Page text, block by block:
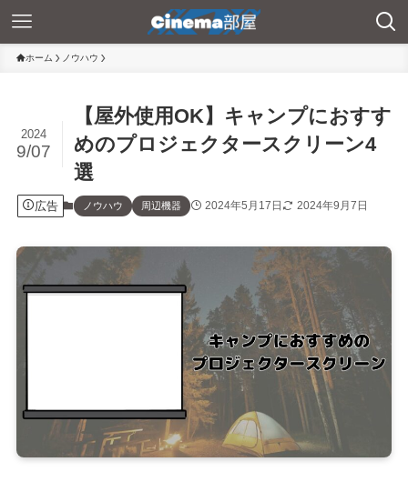
ホーム ノウハウ
【屋外使用OK】キャンプにおすす
めのプロジェクタースクリーン4
選
2024
9/07
広告 ノウハウ 周辺機器 2024年5月17日 2024年9月7日